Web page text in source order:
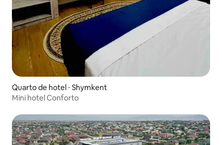
Quarto de hotel ⋅ Shymkent
Mini hotel Conforto